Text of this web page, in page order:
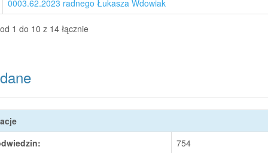
0003.62.2023 radnego Łukasza Wdowiak
1 do 10 z 14 łącznie
754